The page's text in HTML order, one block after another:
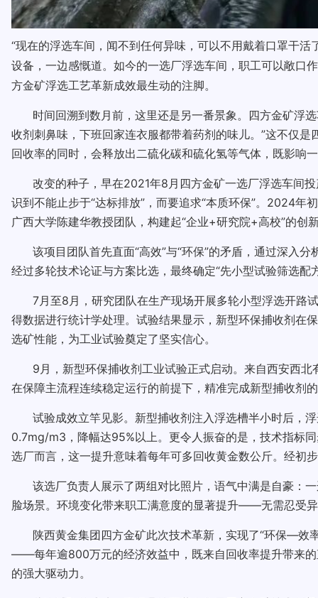
“现在的浮选车间，闻不到任何异味，可以不用戴着口罩干
设备，一边感慨道。如今的一选厂浮选车间，职工可以敞口
方金矿浮选工艺革新成效最生动的注脚。
时间回溯到数月前，这里还是另一番景象。四方金矿浮
收剂刺鼻味，下班回家连衣服都带着药剂的味儿。”这不仅
回收率的同时，会释放出二硫化碳和硫化氢等气体，既影响
改变的种子，早在2021年8月四方金矿一选厂浮选车间
识到不能止步于“达标排放”，而要追求“本质环保”。2024年
广西大学陈建华教授团队，构建起“企业+研究院+高校”的创
该项目团队首先直面“高效”与“环保”的矛盾，通过深入
经过多轮技术论证与方案比选，最终确定“先小型试验筛选配
7月至8月，研究团队在生产现场开展多轮小型浮选开路
得数据进行统计学处理。试验结果显示，新型环保捕收剂在
选矿性能，为工业试验奠定了坚实信心。
9月，新型环保捕收剂工业试验正式启动。来自西安西
在保障主流程连续稳定运行的前提下，精准完成新型捕收剂
试验成效立竿见影。新型捕收剂注入浮选槽半小时后，
0.7mg/m3，降幅达95%以上。更令人振奋的是，技术指标
选厂而言，这一提升意味着每年可多回收黄金数公斤。经初
该选厂负责人展示了两组对比照片，语气中满是自豪：
脸场景。环境变化带来职工满意度的显著提升——无需忍受
陕西黄金集团四方金矿此次技术革新，实现了“环保—效
——每年逾800万元的经济效益中，既来自回收率提升带来
的强大驱动力。